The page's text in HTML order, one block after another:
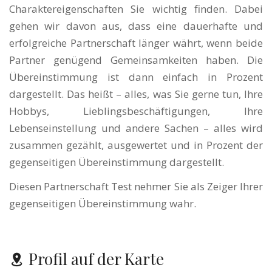
Charaktereigenschaften Sie wichtig finden. Dabei
gehen wir davon aus, dass eine dauerhafte und
erfolgreiche Partnerschaft länger währt, wenn beide
Partner genügend Gemeinsamkeiten haben. Die
Übereinstimmung ist dann einfach in Prozent
dargestellt. Das heißt – alles, was Sie gerne tun, Ihre
Hobbys, Lieblingsbeschäftigungen, Ihre
Lebenseinstellung und andere Sachen – alles wird
zusammen gezählt, ausgewertet und in Prozent der
gegenseitigen Übereinstimmung dargestellt.
Diesen Partnerschaft Test nehmer Sie als Zeiger Ihrer
gegenseitigen Übereinstimmung wahr.
Profil auf der Karte